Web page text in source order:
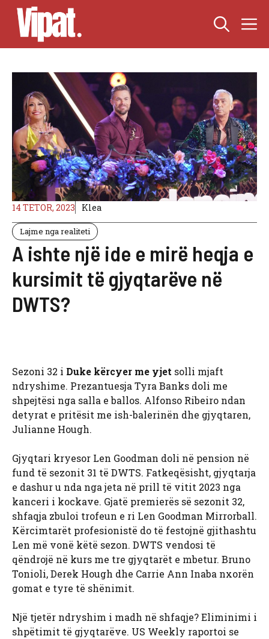
Skip
content
14 TETOR, 2023 Klea
Lajme nga realiteti
A ishte një ide e mirë heqja e
kursimit të gjyqtarëve në
DWTS?
Sezoni 32 i Duke kërcyer me yjet solli mjaft
ndryshime. Prezantuesja Tyra Banks doli me
shpejtësi nga salla e ballos. Alfonso Ribeiro ndan
detyrat e pritësit me ish-balerinën dhe gjyqtaren,
Julianne Hough.
Gjyqtari kryesor Len Goodman doli në pension në
fund të sezonit 31 të DWTS. Fatkeqësisht, gjyqtarja
e dashur u nda nga jeta në prill të vitit 2023 nga
kanceri i kockave. Gjatë premierës së sezonit 32,
shfaqja zbuloi trofeun e ri Len Goodman Mirrorball.
Kërcimtarët profesionistë do të festojnë gjithashtu
Len më vonë këtë sezon. DWTS vendosi të
qëndrojë në kurs me tre gjyqtarët e mbetur. Bruno
Tonioli, Derek Hough dhe Carrie Ann Inaba nxorën
gomat e tyre të shënimit.
Një tjetër ndryshim i madh në shfaqje? Eliminimi i
shpëtimit të gjyqtarëve. US Weekly raportoi se